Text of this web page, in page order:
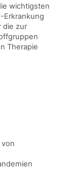
wichtigsten
Erkrankung
die zur
Therapie